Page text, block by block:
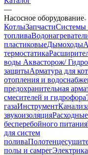
—
Насосное оборудование
КотлыЗапчастиСистемы
топлива
пластиковыеДымоходы
термостатика
воды Аквасторож/
защитыАрматура для
отопления и
предохранительная
смесителей и гидрофора
газаИнструмент
звукоизоляция
бесперебойного питания
для систем
полива
полы и самрегЭлектрика